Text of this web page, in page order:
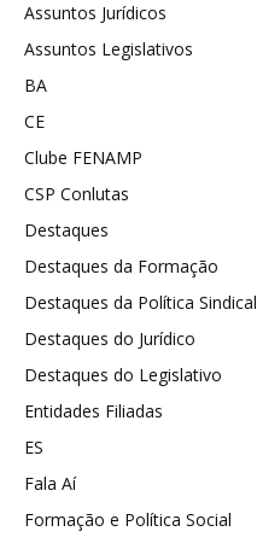
Assuntos Jurídicos
Assuntos Legislativos
BA
CE
Clube FENAMP
CSP Conlutas
Destaques
Destaques da Formação
Destaques da Política Sindical
Destaques do Jurídico
Destaques do Legislativo
Entidades Filiadas
ES
Fala Aí
Formação e Política Social